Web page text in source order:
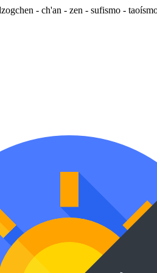
- ch'an - zen - sufismo -